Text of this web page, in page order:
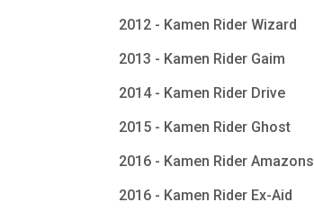
2012 - Kamen Rider Wizard
2013 - Kamen Rider Gaim
2014 - Kamen Rider Drive
2015 - Kamen Rider Ghost
2016 - Kamen Rider Amazons
2016 - Kamen Rider Ex-Aid